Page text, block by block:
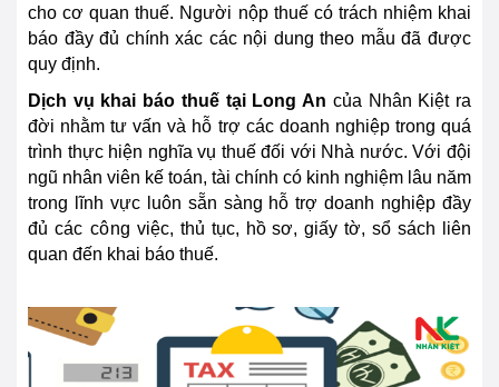
cho cơ quan thuế. Người nộp thuế có trách nhiệm khai
báo đầy đủ chính xác các nội dung theo mẫu đã được
quy định.
Dịch vụ khai báo thuế tại Long An của Nhân Kiệt ra
đời nhằm tư vấn và hỗ trợ các doanh nghiệp trong quá
trình thực hiện nghĩa vụ thuế đối với Nhà nước. Với đội
ngũ nhân viên kế toán, tài chính có kinh nghiệm lâu năm
trong lĩnh vực luôn sẵn sàng hỗ trợ doanh nghiệp đầy
đủ các công việc, thủ tục, hồ sơ, giấy tờ, sổ sách liên
quan đến khai báo thuế.